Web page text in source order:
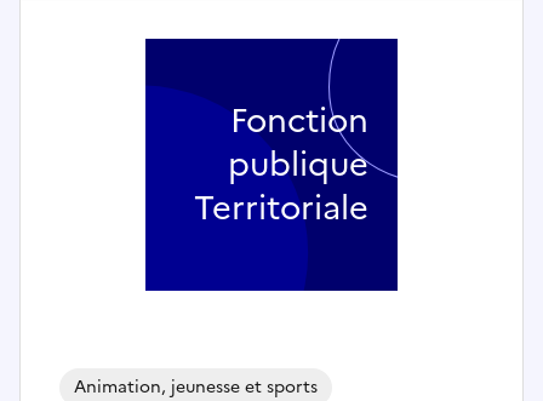
Animation, jeunesse et sports
Fonction
publique
Territoriale